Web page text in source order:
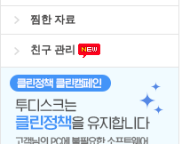
찜한 자료
친구 관리